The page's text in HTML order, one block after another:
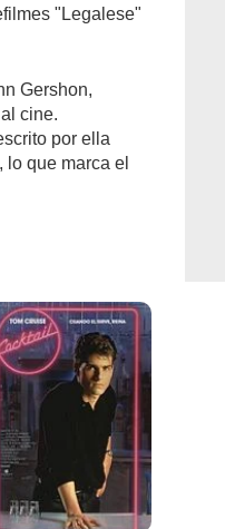
"Legalese"
Gershon,
cine.
por ella
que marca el